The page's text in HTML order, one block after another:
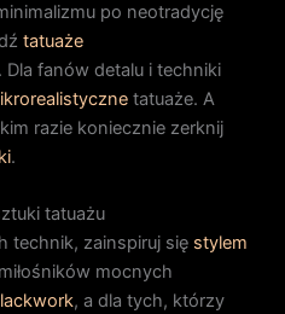
po neotradycję
tatuaże
. Dla fanów detalu i techniki
tatuaże. A
razie koniecznie zerknij
.
tatuażu
technik, zainspiruj się stylem
mocnych
, a dla tych, którzy